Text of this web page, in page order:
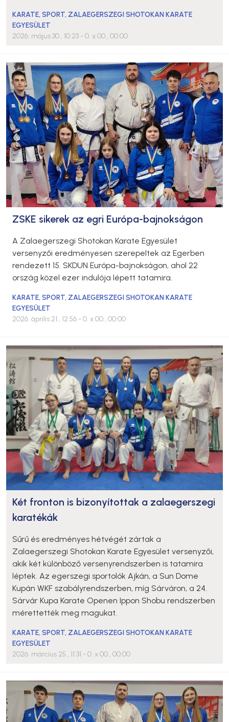
KARATE,SPORT, ZALAEGERSZEGI SHOTOKAN KARATE
EGYESÜLET
2026. május 30., 10:23 - 0. x 00., 00:00
ZSKE sikerek az egri Európa-bajnokságon
A Zalaegerszegi Shotokan Karate Egyesület
versenyzői eredményesen szerepeltek az Egerben
rendezett 15. SKDUN Európa-bajnokságon, ahol 22
ország közel ezer indulója lépett tatamira.
KARATE,SPORT, ZALAEGERSZEGI SHOTOKAN KARATE
EGYESÜLET
2026. április 21., 12:56 - 0. x 00., 00:00
Két fronton is bizonyítottak a zalaegerszegi
karatékák
Sűrű és eredményes hétvégét zártak a
Zalaegerszegi Shotokan Karate Egyesület versenyzői,
akik két különböző versenyrendszerben is tatamira
léptek. Az egerszegi sportolók Ajkán, a Sun Dome
Kupán WKF szabályrendszerben, míg Sárváron, a 24.
Sárvár Kupa Karate Openen Ippon Shobu rendszerben
mérettették meg magukat.
KARATE,SPORT, ZALAEGERSZEGI SHOTOKAN KARATE
EGYESÜLET
2026. március 25., 11:31 - 0. x 00., 00:00